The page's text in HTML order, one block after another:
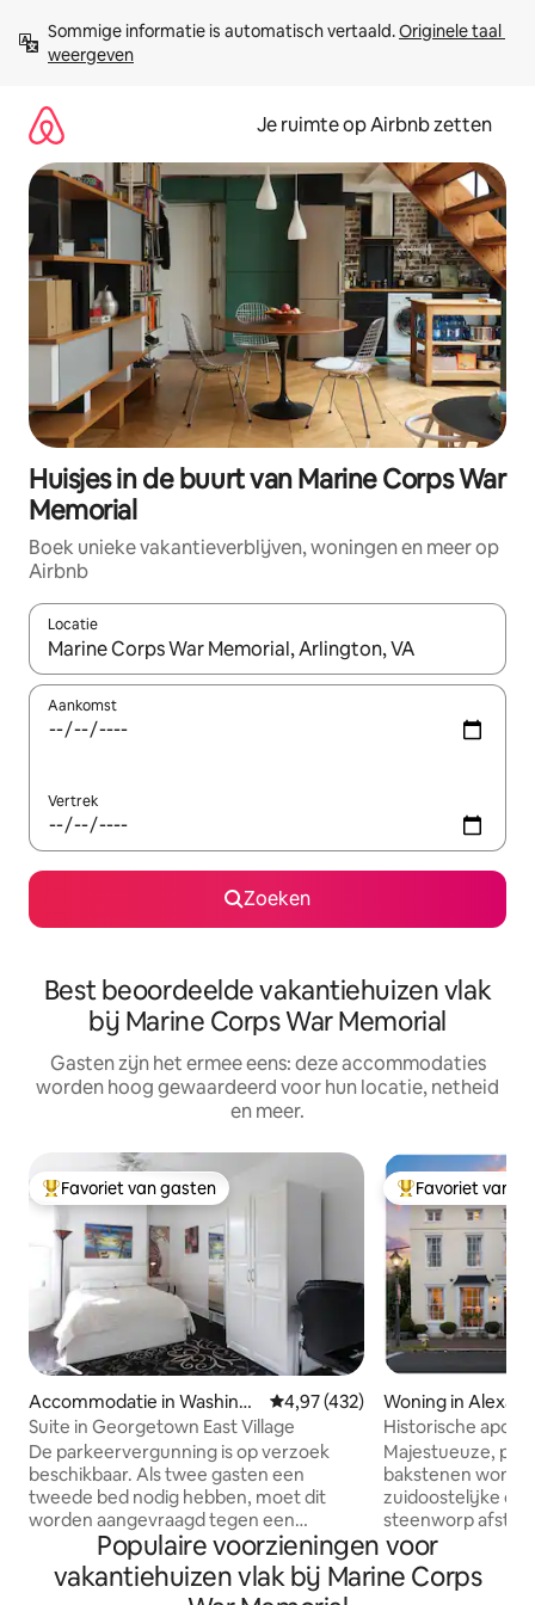
direct
naar
Sommige informatie is automatisch vertaald. Originele taal
weergeven
Je ruimte op Airbnb zetten
Huisjes in de buurt van Marine Corps War
Memorial
Boek unieke vakantieverblijven, woningen en meer op
Airbnb
Locatie
Wanneer er suggesties beschikbaar zijn, maak je een keuze
Aankomst
Vertrek
Zoeken
Best beoordeelde vakantiehuizen vlak
bij Marine Corps War Memorial
Gasten zijn het ermee eens: deze accommodaties
worden hoog gewaardeerd voor hun locatie, netheid
en meer.
Topfavoriet van gasten
Favoriet van gasten
Accommodatie in Washingt
on
Gemiddelde beoordeling van
4,97 (432)
Suite in Georgetown East Village
De parkeervergunning is op verzoek
beschikbaar. Als twee gasten een
tweede bed nodig hebben, moet dit
worden aangevraagd tegen een
eenmalige toeslag van $ 40. Geen
schoonmaakkosten. Geen feesten. Leef
als een inwoner van Georgetown/onze
Topfavoriet van
Favoriet van
Woning in
Historische
Old Town
Majestueuze,
bakstenen
zuidoostelijke
steenworp
blokken naar de
onverslaanbaar!
verdiepingen,
Populaire voorzieningen voor
vakantiehuizen vlak bij Marine Corps